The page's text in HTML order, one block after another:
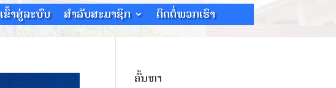
ເຂົ້າສູ່ລະບົບ ສຳລັບສະມາຊິກ ຕິດຕໍ່ພວກເຮົາ
ຄົ້ນຫາ